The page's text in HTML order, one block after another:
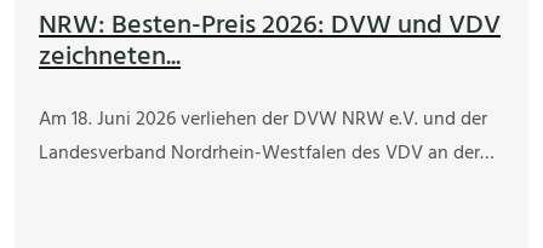
NRW: Besten-Preis 2026: DVW und VDV
zeichneten...
Am 18. Juni 2026 verliehen der DVW NRW e.V. und der
Landesverband Nordrhein-Westfalen des VDV an der…